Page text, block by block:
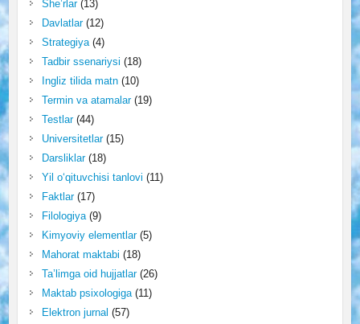
She’rlar(13)
Davlatlar(12)
Strategiya(4)
Tadbir ssenariysi (18)
Ingliz tilida matn(10)
Termin va atamalar(19)
Testlar(44)
Universitetlar(15)
Darsliklar(18)
Yil o‘qituvchisi tanlovi (11)
Faktlar(17)
Filologiya(9)
Kimyoviy elementlar(5)
Mahorat maktabi (18)
Ta’limga oid hujjatlar(26)
Maktab psixologiga(11)
Elektron jurnal (57)